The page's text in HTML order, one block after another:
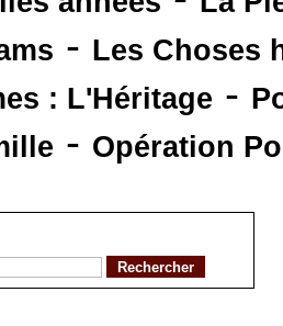
- Les Choses
: L'Héritage -
- Opération